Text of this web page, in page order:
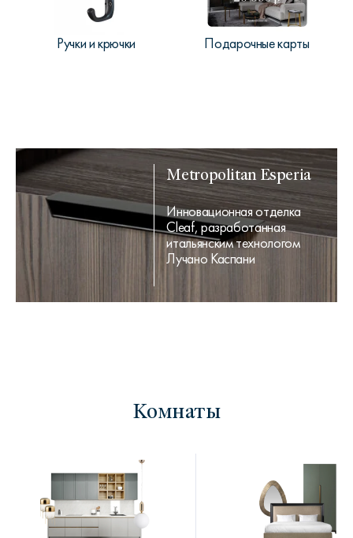
Ручки и крючки Подарочные карты
Metropolitan Esperia
Инновационная отделка
Cleaf, разработанная
итальянским технологом
Лучано Каспани
Комнаты